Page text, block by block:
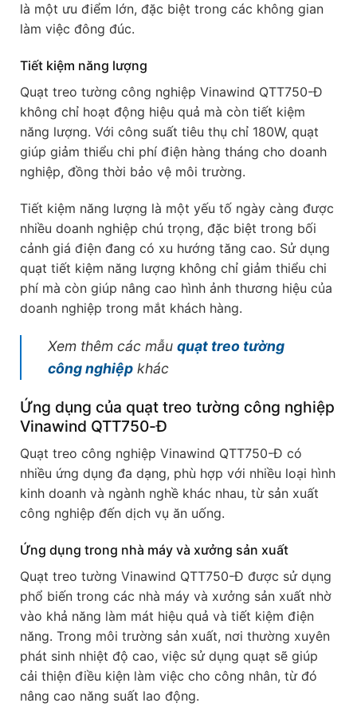
là một ưu điểm lớn, đặc biệt trong các không gian
làm việc đông đúc.
Tiết kiệm năng lượng
Quạt treo tường công nghiệp Vinawind QTT750-Đ
không chỉ hoạt động hiệu quả mà còn tiết kiệm
năng lượng. Với công suất tiêu thụ chỉ 180W, quạt
giúp giảm thiểu chi phí điện hàng tháng cho doanh
nghiệp, đồng thời bảo vệ môi trường.
Tiết kiệm năng lượng là một yếu tố ngày càng được
nhiều doanh nghiệp chú trọng, đặc biệt trong bối
cảnh giá điện đang có xu hướng tăng cao. Sử dụng
quạt tiết kiệm năng lượng không chỉ giảm thiểu chi
phí mà còn giúp nâng cao hình ảnh thương hiệu của
doanh nghiệp trong mắt khách hàng.
Xem thêm các mẫu quạt treo tường
công nghiệp khác
Ứng dụng của quạt treo tường công nghiệp
Vinawind QTT750-Đ
Quạt treo công nghiệp Vinawind QTT750-Đ có
nhiều ứng dụng đa dạng, phù hợp với nhiều loại hình
kinh doanh và ngành nghề khác nhau, từ sản xuất
công nghiệp đến dịch vụ ăn uống.
Ứng dụng trong nhà máy và xưởng sản xuất
Quạt treo tường Vinawind QTT750-Đ được sử dụng
phổ biến trong các nhà máy và xưởng sản xuất nhờ
vào khả năng làm mát hiệu quả và tiết kiệm điện
năng. Trong môi trường sản xuất, nơi thường xuyên
phát sinh nhiệt độ cao, việc sử dụng quạt sẽ giúp
cải thiện điều kiện làm việc cho công nhân, từ đó
nâng cao năng suất lao động.